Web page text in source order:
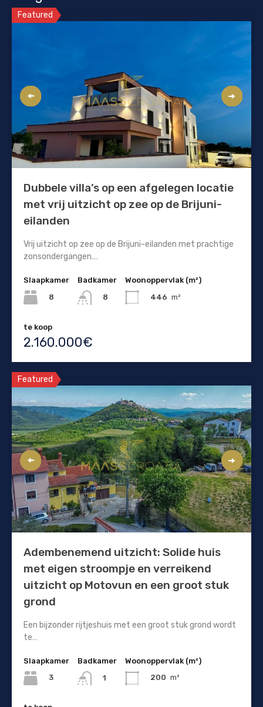
Featured
Dubbele villa’s op een afgelegen locatie
met vrij uitzicht op zee op de Brijuni-
eilanden
Vrij uitzicht op zee op de Brijuni-eilanden met prachtige
zonsondergangen.…
Slaapkamer
8
Badkamer
8
Woonoppervlak (m²)
446 m²
te koop
2.160.000€
Featured
Adembenemend uitzicht: Solide huis
met eigen stroompje en verreikend
uitzicht op Motovun en een groot stuk
grond
Een bijzonder rijtjeshuis met een groot stuk grond wordt
te…
Slaapkamer
3
Badkamer
1
Woonoppervlak (m²)
200 m²